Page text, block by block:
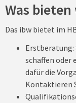
Was bieten
Das ibw bietet im
Erstberatung:
schaffen oder
dafür die
Kontaktieren